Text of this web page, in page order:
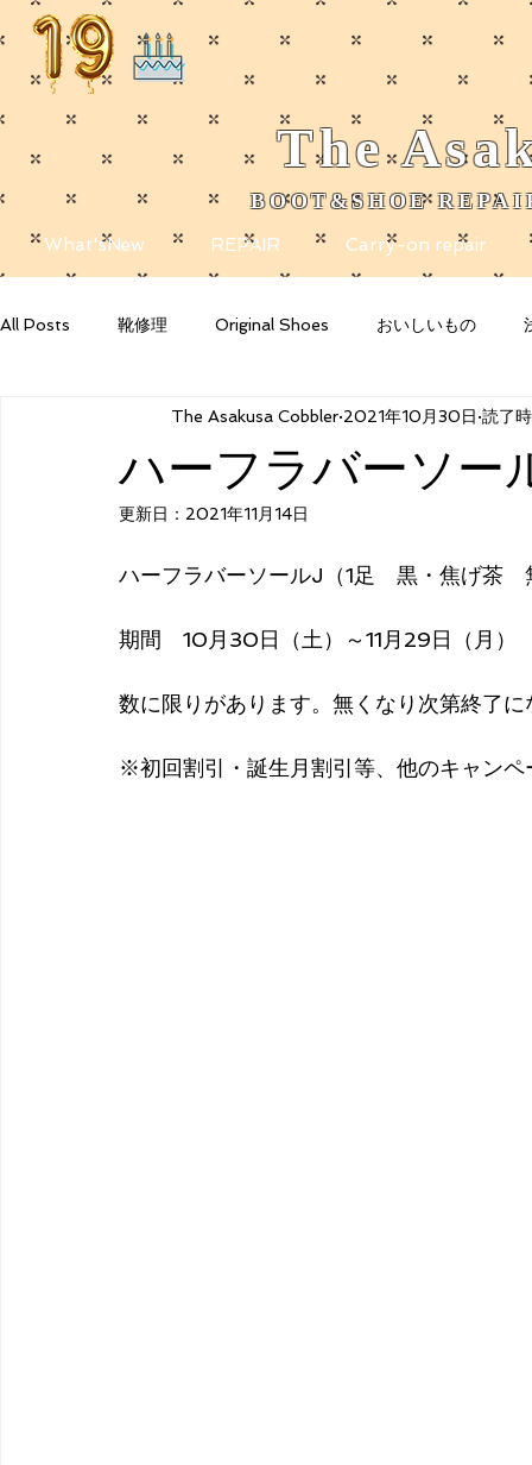
The
​BOOT&SHOE
What'sNew REPAIR Carry-on repair
All Posts 靴修理 Original Shoes おいしいもの
Your Community Blogging Tips
ハーフラバーソ
The Asakusa Cobbler 2021年10月30日 読了
更新日： 2021年11月14日
ハーフラバーソールJ（1足　黒・焦げ茶
期間　10月30日（土）～11月29日（月）
数に限りがあります。無くなり次第終了に
※初回割引・誕生月割引等、他のキャン